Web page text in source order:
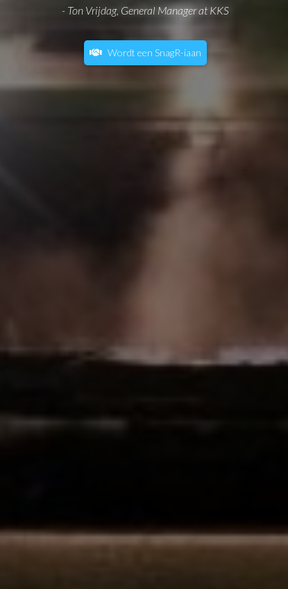
- Ton Vrijdag, General Manager at KKS
Wordt een SnagR-iaan